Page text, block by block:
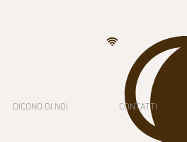
DICONO DI NOI CONTATTI